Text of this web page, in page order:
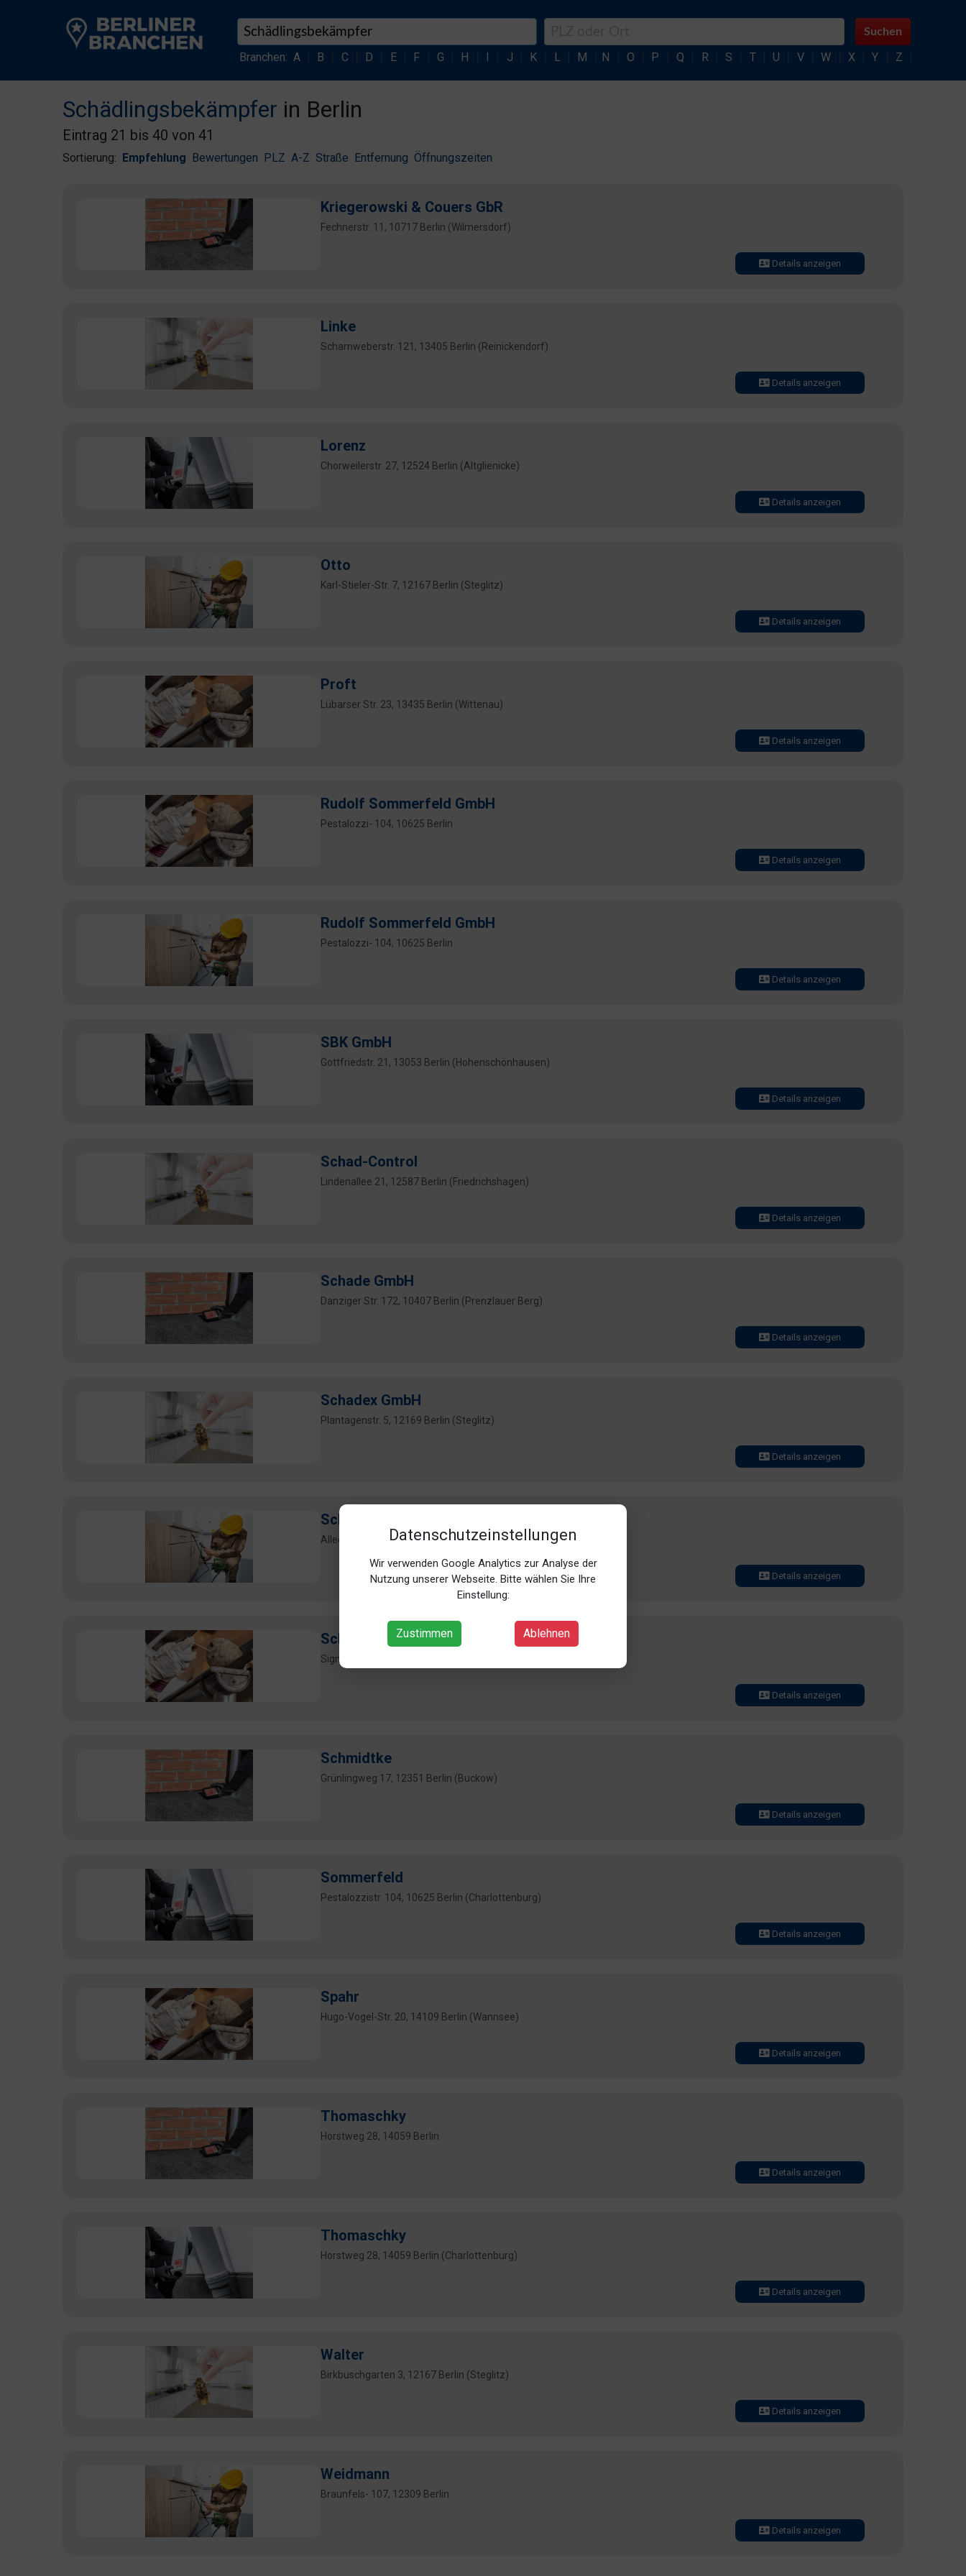
Datenschutzeinstellungen
Wir verwenden Google Analytics zur Analyse der
Nutzung unserer Webseite. Bitte wählen Sie Ihre
Einstellung:
Zustimmen Ablehnen
Suchen
Branchen: A B C D E F G H I J K L M N O P Q R S T U V W X Y Z
Schädlingsbekämpfer in Berlin
Eintrag 21 bis 40 von 41
Sortierung: Empfehlung Bewertungen PLZ A-Z Straße Entfernung Öffnungszeiten
Kriegerowski & Couers GbR
Fechnerstr. 11, 10717 Berlin (Wilmersdorf)
Details anzeigen
Linke
Scharnweberstr. 121, 13405 Berlin (Reinickendorf)
Details anzeigen
Lorenz
Chorweilerstr. 27, 12524 Berlin (Altglienicke)
Details anzeigen
Otto
Karl-Stieler-Str. 7, 12167 Berlin (Steglitz)
Details anzeigen
Proft
Lübarser Str. 23, 13435 Berlin (Wittenau)
Details anzeigen
Rudolf Sommerfeld GmbH
Pestalozzi- 104, 10625 Berlin
Details anzeigen
Rudolf Sommerfeld GmbH
Pestalozzi- 104, 10625 Berlin
Details anzeigen
SBK GmbH
Gottfriedstr. 21, 13053 Berlin (Hohenschönhausen)
Details anzeigen
Schad-Control
Lindenallee 21, 12587 Berlin (Friedrichshagen)
Details anzeigen
Schade GmbH
Danziger Str. 172, 10407 Berlin (Prenzlauer Berg)
Details anzeigen
Schadex GmbH
Plantagenstr. 5, 12169 Berlin (Steglitz)
Details anzeigen
Schellbach & Partner GbR
Allee der Kosmonauten 28A, 12681 Berlin (Marzahn)
Details anzeigen
Schikowski GmbH
Sigmaringer Str. 34, 10713 Berlin (Wilmersdorf)
Details anzeigen
Schmidtke
Grünlingweg 17, 12351 Berlin (Buckow)
Details anzeigen
Sommerfeld
Pestalozzistr. 104, 10625 Berlin (Charlottenburg)
Details anzeigen
Spahr
Hugo-Vogel-Str. 20, 14109 Berlin (Wannsee)
Details anzeigen
Thomaschky
Horstweg 28, 14059 Berlin
Details anzeigen
Thomaschky
Horstweg 28, 14059 Berlin (Charlottenburg)
Details anzeigen
Walter
Birkbuschgarten 3, 12167 Berlin (Steglitz)
Details anzeigen
Weidmann
Braunfels- 107, 12309 Berlin
Details anzeigen